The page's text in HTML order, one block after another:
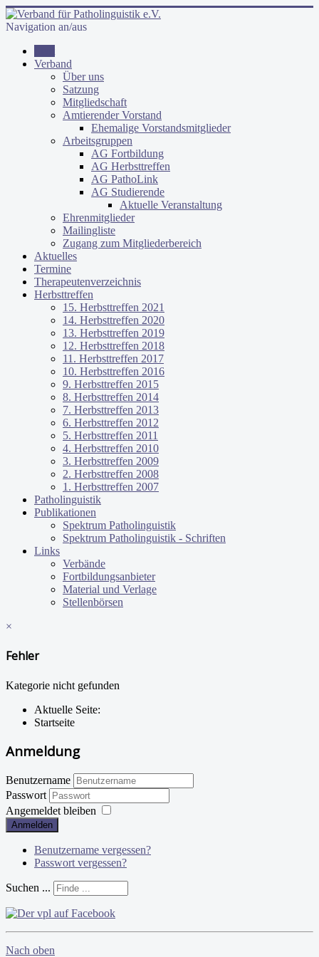
Navigation an/aus
Verband
Über uns
Satzung
Mitgliedschaft
Amtierender Vorstand
Ehemalige Vorstandsmitglieder
Arbeitsgruppen
AG Fortbildung
AG Herbsttreffen
AG PathoLink
AG Studierende
Aktuelle Veranstaltung
Ehrenmitglieder
Mailingliste
Zugang zum Mitgliederbereich
Aktuelles
Termine
Therapeutenverzeichnis
Herbsttreffen
15. Herbsttreffen 2021
14. Herbsttreffen 2020
13. Herbsttreffen 2019
12. Herbsttreffen 2018
11. Herbsttreffen 2017
10. Herbsttreffen 2016
9. Herbsttreffen 2015
8. Herbsttreffen 2014
7. Herbsttreffen 2013
6. Herbsttreffen 2012
5. Herbsttreffen 2011
4. Herbsttreffen 2010
3. Herbsttreffen 2009
2. Herbsttreffen 2008
1. Herbsttreffen 2007
Patholinguistik
Publikationen
Spektrum Patholinguistik
Spektrum Patholinguistik - Schriften
Links
Verbände
Fortbildungsanbieter
Material und Verlage
Stellenbörsen
×
Fehler
Kategorie nicht gefunden
Aktuelle Seite:
Startseite
Anmeldung
Benutzername
Passwort
Angemeldet bleiben
Anmelden
Benutzername vergessen?
Passwort vergessen?
Suchen ...
Nach oben